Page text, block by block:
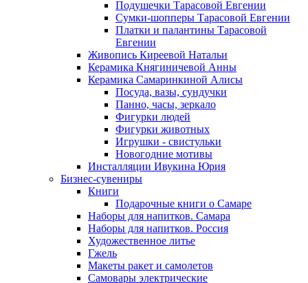
Подушечки Тарасовой Евгении
Сумки-шопперы Тарасовой Евгении
Платки и палантины Тарасовой
Евгении
Живопись Киреевой Натальи
Керамика Княгиничевой Анны
Керамика Самаринкиной Алисы
Посуда, вазы, сундучки
Панно, часы, зеркало
Фигурки людей
Фигурки животных
Игрушки - свистульки
Новогодние мотивы
Инсталляции Ивукина Юрия
Бизнес-сувениры
Книги
Подарочные книги о Самаре
Наборы для напитков. Самара
Наборы для напитков. Россия
Художественное литье
Гжель
Макеты ракет и самолетов
Самовары электрические